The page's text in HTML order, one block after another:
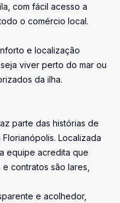
com fácil acesso a
o comércio local.
e localização
viver perto do mar ou
da ilha.
parte das histórias de
Localizada
equipe acredita que
contratos são lares,
e acolhedor,